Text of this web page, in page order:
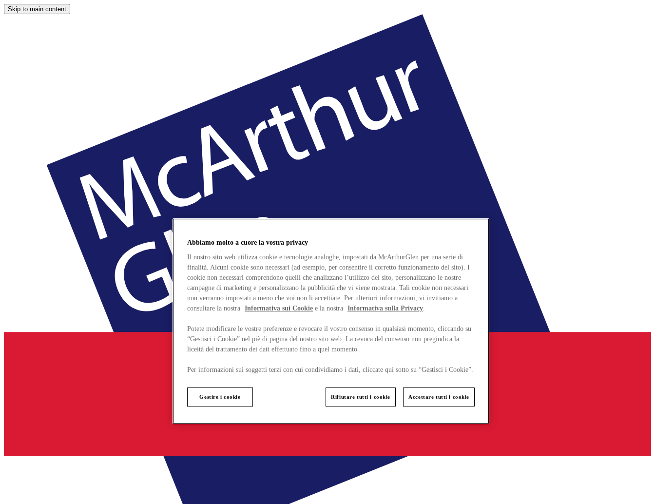
Skip to main content
Abbiamo molto a cuore la vostra privacy
Il nostro sito web utilizza cookie e tecnologie analoghe, impostati da McArthurGlen per una serie di
finalità. Alcuni cookie sono necessari (ad esempio, per consentire il corretto funzionamento del sito). I
cookie non necessari comprendono quelli che analizzano l’utilizzo del sito, personalizzano le nostre
campagne di marketing e personalizzano la pubblicità che vi viene mostrata. Tali cookie non necessari
non verranno impostati a meno che voi non li accettiate. Per ulteriori informazioni, vi invitiamo a
consultare la nostra Informativa sui Cookie e la nostra Informativa sulla Privacy.
Potete modificare le vostre preferenze e revocare il vostro consenso in qualsiasi momento, cliccando su
“Gestisci i Cookie” nel piè di pagina del nostro sito web. La revoca del consenso non pregiudica la
liceità del trattamento dei dati effettuato fino a quel momento.
Per informazioni sui soggetti terzi con cui condividiamo i dati, cliccate qui sotto su “Gestisci i Cookie”.
Gestire i cookie Rifiutare tutti i cookie Accettare tutti i cookie